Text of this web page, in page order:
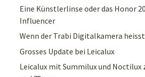
Eine Künstlerlinse oder das Honor
Influencer
Wenn der Trabi Digitalkamera
Grosses Update bei Leicalux
Leicalux mit Summilux und Noctilux